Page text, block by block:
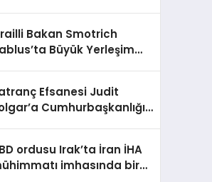
Bakan Smotrich
Büyük Yerleşim
Efsanesi Judit
Cumhurbaşkanlığı
ordusu Irak’ta İran İHA
imhasında bir